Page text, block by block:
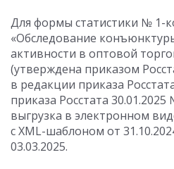
Для формы статистики № 1-
«Обследование
активности в оптовой
(утверждена приказом
в редакции приказа
приказа Росстата 30.01.2025
выгрузка в электронном
с XML-шаблоном от
03.03.2025.